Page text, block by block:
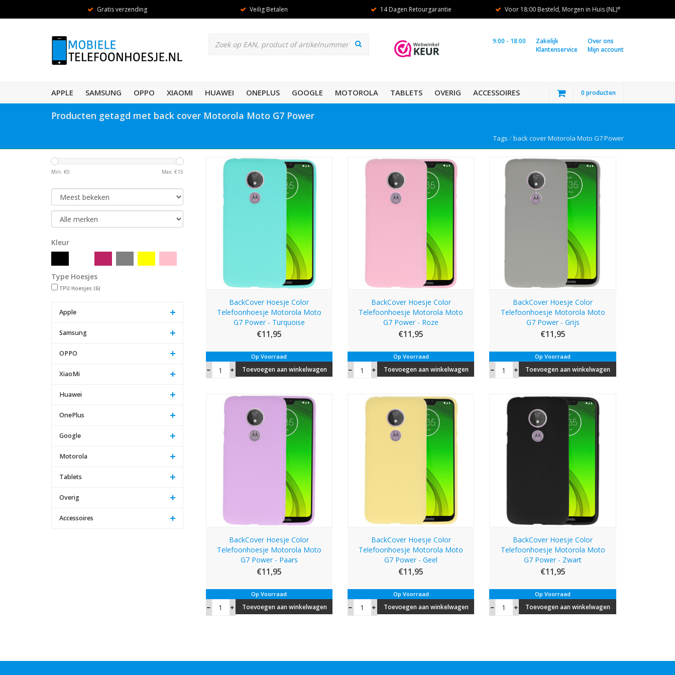
Gratis verzending Veilig Betalen 14 Dagen Retourgarantie Voor 18:00 Besteld, Morgen in Huis (NL)*
Over ons
Mijn account
Zakelijk
Klantenservice
9:00 - 18:00
APPLE SAMSUNG OPPO XIAOMI HUAWEI ONEPLUS GOOGLE MOTOROLA TABLETS OVERIG ACCESSOIRES 0 producten
Producten getagd met back cover Motorola Moto G7 Power
Tags /back cover Motorola Moto G7 Power
Min: €0 Max: €15
Kleur
Type Hoesjes
TPU Hoesjes (6)
Apple
Samsung
OPPO
XiaoMi
Huawei
OnePlus
Google
Motorola
Tablets
Overig
Accessoires
BackCover Hoesje Color
Telefoonhoesje Motorola Moto
G7 Power - Turquoise
€11,95
Op Voorraad
Toevoegen aan winkelwagen
BackCover Hoesje Color
Telefoonhoesje Motorola Moto
G7 Power - Roze
€11,95
Op Voorraad
Toevoegen aan winkelwagen
BackCover Hoesje Color
Telefoonhoesje Motorola Moto
G7 Power - Grijs
€11,95
Op Voorraad
Toevoegen aan winkelwagen
BackCover Hoesje Color
Telefoonhoesje Motorola Moto
G7 Power - Paars
€11,95
Op Voorraad
Toevoegen aan winkelwagen
BackCover Hoesje Color
Telefoonhoesje Motorola Moto
G7 Power - Geel
€11,95
Op Voorraad
Toevoegen aan winkelwagen
BackCover Hoesje Color
Telefoonhoesje Motorola Moto
G7 Power - Zwart
€11,95
Op Voorraad
Toevoegen aan winkelwagen